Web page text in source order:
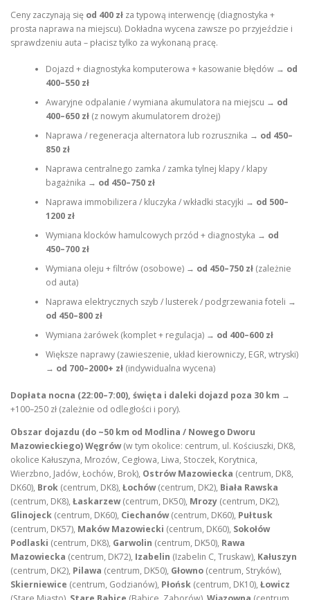
Ceny zaczynają się od 400 zł za typową interwencję (diagnostyka +
prosta naprawa na miejscu). Dokładna wycena zawsze po przyjeździe i
sprawdzeniu auta – płacisz tylko za wykonaną pracę.
Dojazd + diagnostyka komputerowa + kasowanie błędów → od
400–550 zł
Awaryjne odpalanie / wymiana akumulatora na miejscu → od
400–650 zł(z nowym akumulatorem drożej)
Naprawa / regeneracja alternatora lub rozrusznika → od 450–
850 zł
Naprawa centralnego zamka / zamka tylnej klapy / klapy
bagażnika → od 450–750 zł
Naprawa immobilizera / kluczyka / wkładki stacyjki → od 500–
1200 zł
Wymiana klocków hamulcowych przód + diagnostyka → od
450–700 zł
Wymiana oleju + filtrów (osobowe) → od 450–750 zł(zależnie
od auta)
Naprawa elektrycznych szyb / lusterek / podgrzewania foteli →
od 450–800 zł
Wymiana żarówek (komplet + regulacja) → od 400–600 zł
Większe naprawy (zawieszenie, układ kierowniczy, EGR, wtryski)
→ od 700–2000+ zł(indywidualna wycena)
Dopłata nocna (22:00–7:00), święta i daleki dojazd poza 30 km →
+100–250 zł (zależnie od odległości i pory).
Obszar dojazdu (do ~50 km od Modlina / Nowego Dworu
Mazowieckiego)Węgrów(w tym okolice: centrum, ul. Kościuszki, DK8,
okolice Kałuszyna, Mrozów, Cegłowa, Liwa, Stoczek, Korytnica,
Wierzbno, Jadów, Łochów, Brok), Ostrów Mazowiecka (centrum, DK8,
DK60), Brok (centrum, DK8), Łochów(centrum, DK2), Biała Rawska
(centrum, DK8), Łaskarzew(centrum, DK50), Mrozy (centrum, DK2),
Glinojeck (centrum, DK60), Ciechanów(centrum, DK60), Pułtusk
(centrum, DK57), Maków Mazowiecki (centrum, DK60), Sokołów
Podlaski (centrum, DK8), Garwolin (centrum, DK50), Rawa
Mazowiecka (centrum, DK72), Izabelin (Izabelin C, Truskaw), Kałuszyn
(centrum, DK2), Pilawa (centrum, DK50), Głowno (centrum, Stryków),
Skierniewice (centrum, Godzianów), Płońsk (centrum, DK10), Łowicz